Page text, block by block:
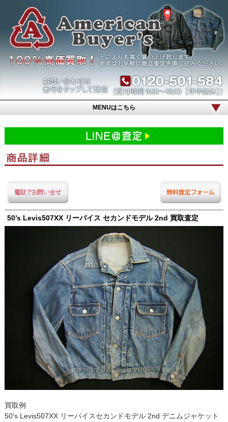
MENUはこちら
50’s Levis507XX リーバイス セカンドモデル 2nd 買取査定
買取例
50’s Levis507XX リーバイスセカンドモデル 2nd デニムジャケット